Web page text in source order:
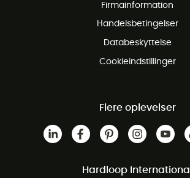
Firmainformation
Handelsbetingelser
Databeskyttelse
Cookieindstillinger
Flere oplevelser
Hardloop International